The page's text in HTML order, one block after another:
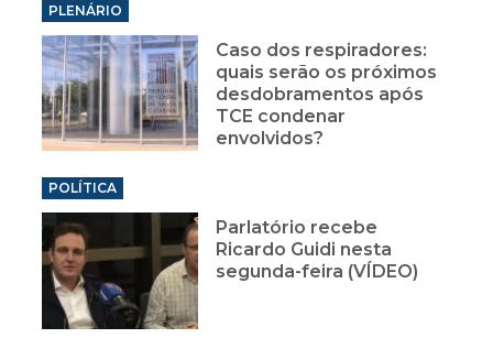
PLENÁRIO
Caso dos respiradores:
quais serão os próximos
desdobramentos após
TCE condenar
envolvidos?
POLÍTICA
Parlatório recebe
Ricardo Guidi nesta
segunda-feira (VÍDEO)